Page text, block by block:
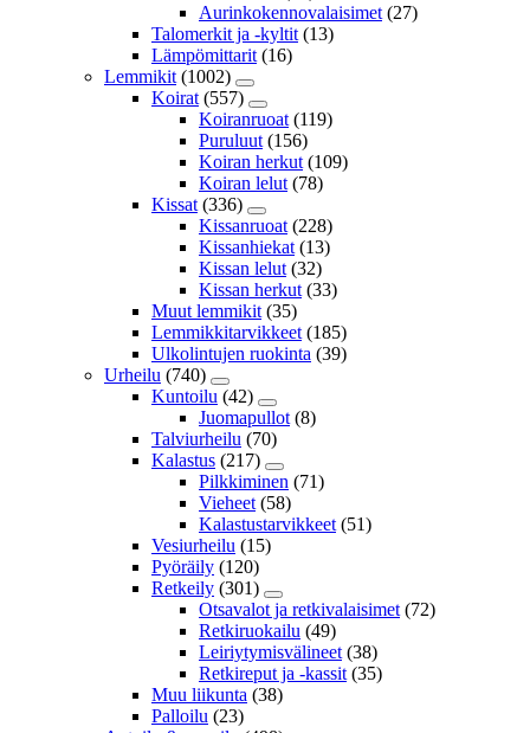
Aurinkokennovalaisimet (27)
Talomerkit ja -kyltit (13)
Lämpömittarit (16)
Lemmikit (1002)
Koirat (557)
Koiranruoat (119)
Puruluut (156)
Koiran herkut (109)
Koiran lelut (78)
Kissat (336)
Kissanruoat (228)
Kissanhiekat (13)
Kissan lelut (32)
Kissan herkut (33)
Muut lemmikit (35)
Lemmikkitarvikkeet (185)
Ulkolintujen ruokinta (39)
Urheilu (740)
Kuntoilu (42)
Juomapullot (8)
Talviurheilu (70)
Kalastus (217)
Pilkkiminen (71)
Vieheet (58)
Kalastustarvikkeet (51)
Vesiurheilu (15)
Pyöräily (120)
Retkeily (301)
Otsavalot ja retkivalaisimet (72)
Retkiruokailu (49)
Leiriytymisvälineet (38)
Retkireput ja -kassit (35)
Muu liikunta (38)
Palloilu (23)